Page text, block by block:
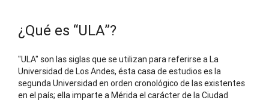
¿Qué es “ULA”?
"ULA" son las siglas que se utilizan para referirse a La
Universidad de Los Andes, ésta casa de estudios es la
segunda Universidad en orden cronológico de las existentes
en el país; ella imparte a Mérida el carácter de la Ciudad